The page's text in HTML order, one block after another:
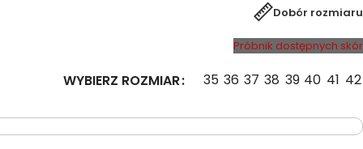
Dobór rozmiaru
Próbnik dostępnych skór
WYBIERZ ROZMIAR 35 36 37 38 39 40 41 42